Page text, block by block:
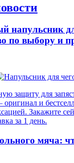
напульсник
по выбору и
защиту для
и
Закажите
за 1 день.
мяча: